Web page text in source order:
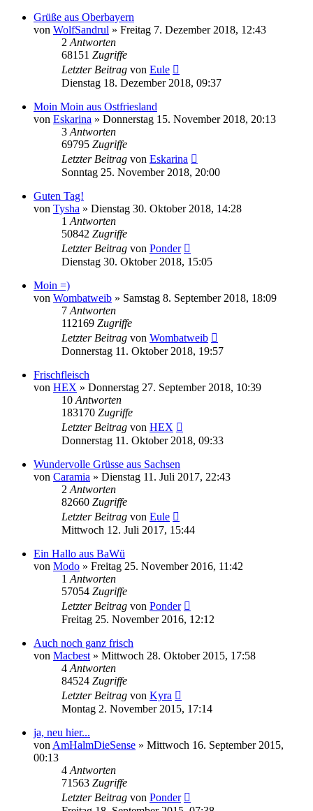
Grüße aus Oberbayern
von WolfSandrul » Freitag 7. Dezember 2018, 12:43
2 Antworten
68151 Zugriffe
Letzter Beitrag von Eule
Dienstag 18. Dezember 2018, 09:37
Moin Moin aus Ostfriesland
von Eskarina » Donnerstag 15. November 2018, 20:13
3 Antworten
69795 Zugriffe
Letzter Beitrag von Eskarina
Sonntag 25. November 2018, 20:00
Guten Tag!
von Tysha » Dienstag 30. Oktober 2018, 14:28
1 Antworten
50842 Zugriffe
Letzter Beitrag von Ponder
Dienstag 30. Oktober 2018, 15:05
Moin =)
von Wombatweib » Samstag 8. September 2018, 18:09
7 Antworten
112169 Zugriffe
Letzter Beitrag von Wombatweib
Donnerstag 11. Oktober 2018, 19:57
Frischfleisch
von HEX » Donnerstag 27. September 2018, 10:39
10 Antworten
183170 Zugriffe
Letzter Beitrag von HEX
Donnerstag 11. Oktober 2018, 09:33
Wundervolle Grüsse aus Sachsen
von Caramia » Dienstag 11. Juli 2017, 22:43
2 Antworten
82660 Zugriffe
Letzter Beitrag von Eule
Mittwoch 12. Juli 2017, 15:44
Ein Hallo aus BaWü
von Modo » Freitag 25. November 2016, 11:42
1 Antworten
57054 Zugriffe
Letzter Beitrag von Ponder
Freitag 25. November 2016, 12:12
Auch noch ganz frisch
von Macbest » Mittwoch 28. Oktober 2015, 17:58
4 Antworten
84524 Zugriffe
Letzter Beitrag von Kyra
Montag 2. November 2015, 17:14
ja, neu hier...
von AmHalmDieSense » Mittwoch 16. September 2015,
00:13
4 Antworten
71563 Zugriffe
Letzter Beitrag von Ponder